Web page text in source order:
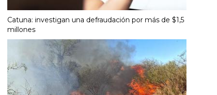
Catuna: investigan una defraudación por más de $1,5
millones